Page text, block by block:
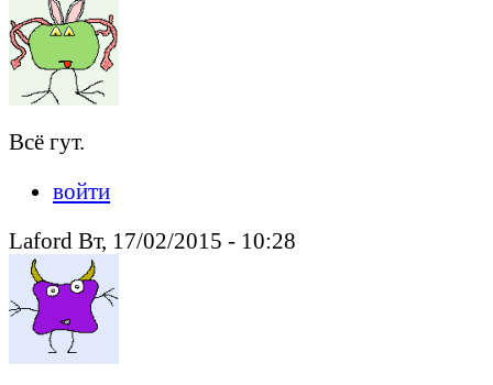
Всё гут.
войти
Laford Вт, 17/02/2015 - 10:28